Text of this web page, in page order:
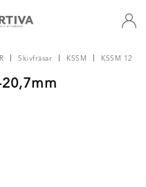
Skivfräsar KSSM KSSM 12